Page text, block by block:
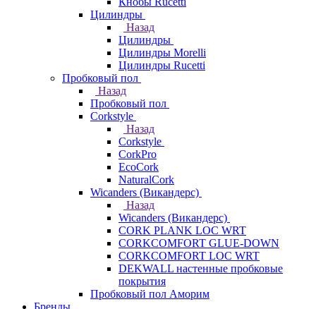
Цилиндры
Назад
Цилиндры
Цилиндры Morelli
Цилиндры Rucetti
Пробковый пол
Назад
Пробковый пол
Corkstyle
Назад
Corkstyle
CorkPro
EcoCork
NaturalCork
Wicanders (Викандерс)
Назад
Wicanders (Викандерс)
CORK PLANK LOC WRT
CORKCOMFORT GLUE-DOWN
CORKCOMFORT LOC WRT
DEKWALL настенные пробковые
покрытия
Пробковый пол Аморим
Бренды